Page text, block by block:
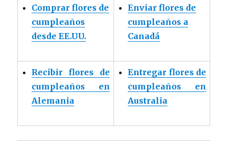
Comprar flores de
cumpleaños
desde EE.UU.
Enviar flores de
cumpleaños a
Canadá
Recibir flores de
cumpleaños en
Alemania
Entregar flores de
cumpleaños en
Australia